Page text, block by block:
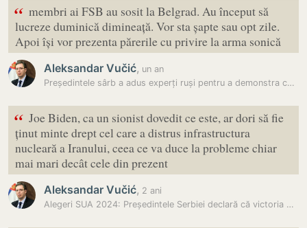
“ membri ai FSB au sosit la Belgrad. Au început să
lucreze duminică dimineață. Vor sta șapte sau opt zile.
Apoi își vor prezenta părerile cu privire la arma sonică
Aleksandar Vučić, un an
Președintele sârb a adus experți ruși pentru a demonstra că n-a…
“ Joe Biden, ca un sionist dovedit ce este, ar dori să fie
ținut minte drept cel care a distrus infrastructura
nucleară a Iranului, ceea ce va duce la probleme chiar
mai mari decât cele din prezent
Aleksandar Vučić, 2 ani
Alegeri SUA 2024: Președintele Serbiei declară că victoria Kamalei…